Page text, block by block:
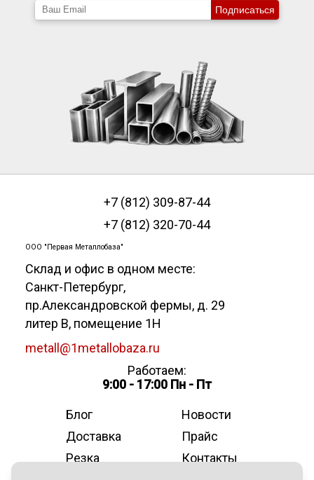
Подписаться
+7 (812) 309-87-44
+7 (812) 320-70-44
ООО "Первая Металлобаза"
Склад и офис в одном месте:
Санкт-Петербург,
пр.Александровской фермы, д. 29
литер В, помещение 1Н
metall@1metallobaza.ru
Работаем:
9:00 - 17:00 Пн - Пт
Блог
Новости
Доставка
Прайс
Резка
Контакты